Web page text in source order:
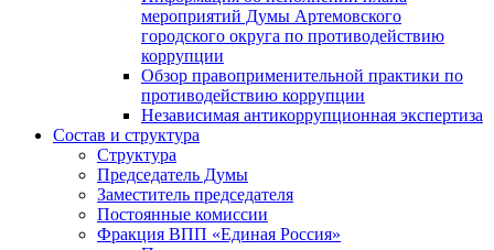
мероприятий Думы Артемовского
городского округа по противодействию
коррупции
Обзор правоприменительной практики по
противодействию коррупции
Независимая антикоррупционная экспертиза
Состав и структура
Структура
Председатель Думы
Заместитель председателя
Постоянные комиссии
Фракция ВПП «Единая Россия»